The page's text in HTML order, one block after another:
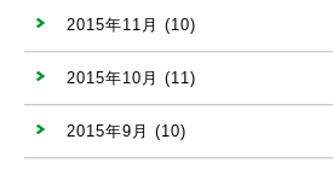
2015年11月 (10)
2015年10月 (11)
2015年9月 (10)